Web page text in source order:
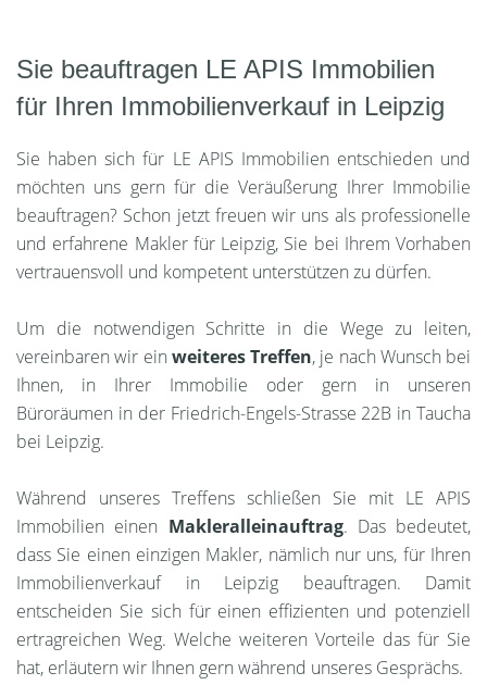
Sie beauftragen LE APIS Immobilien
für Ihren Immobilienverkauf in Leipzig
Sie haben sich für LE APIS Immobilien entschieden und
möchten uns gern für die Veräußerung Ihrer Immobilie
beauftragen? Schon jetzt freuen wir uns als professionelle
und erfahrene Makler für Leipzig, Sie bei Ihrem Vorhaben
vertrauensvoll und kompetent unterstützen zu dürfen.
Um die notwendigen Schritte in die Wege zu leiten,
vereinbaren wir ein weiteres Treffen, je nach Wunsch bei
Ihnen, in Ihrer Immobilie oder gern in unseren
Büroräumen in der Friedrich-Engels-Strasse 22B in Taucha
bei Leipzig.
Während unseres Treffens schließen Sie mit LE APIS
Immobilien einen Makleralleinauftrag. Das bedeutet,
dass Sie einen einzigen Makler, nämlich nur uns, für Ihren
Immobilienverkauf in Leipzig beauftragen. Damit
entscheiden Sie sich für einen effizienten und potenziell
ertragreichen Weg. Welche weiteren Vorteile das für Sie
hat, erläutern wir Ihnen gern während unseres Gesprächs.